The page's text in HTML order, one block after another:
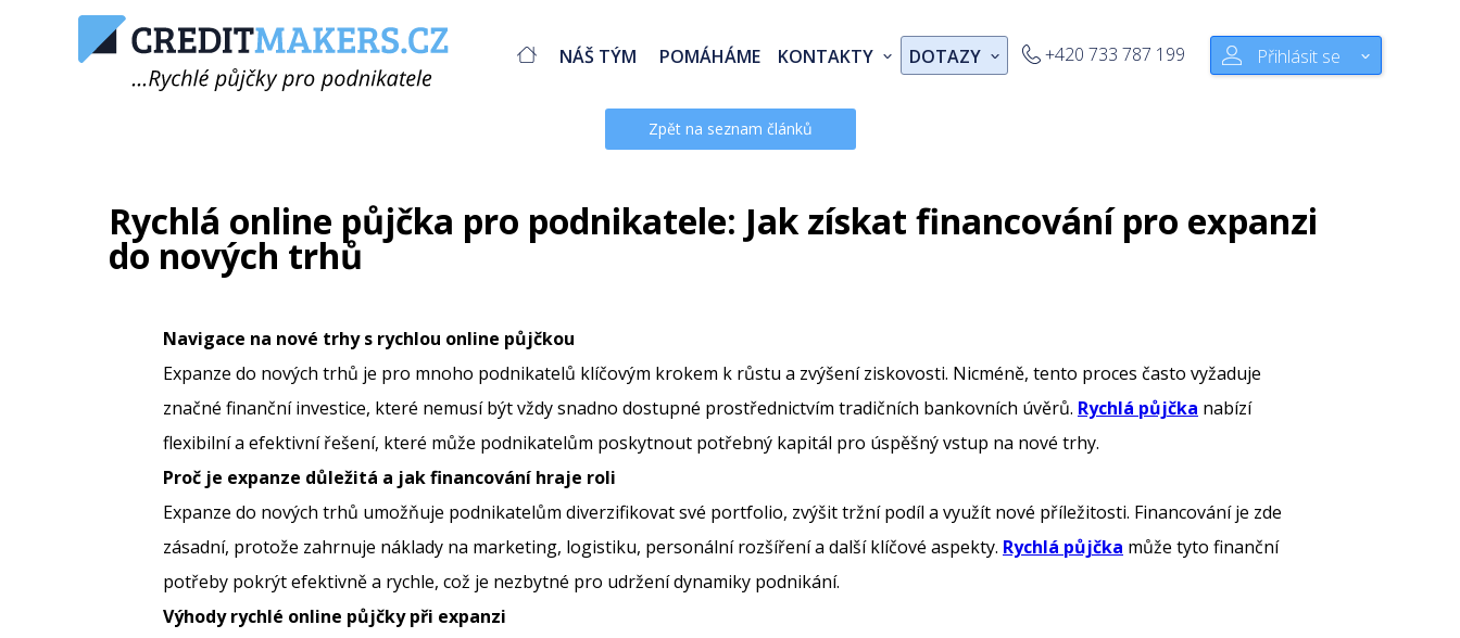
NÁŠ TÝM POMÁHÁME KONTAKTY DOTAZY +420 733 787 199 Přihlásit se
Zpět na seznam článků
Rychlá online půjčka pro podnikatele: Jak získat financování pro expanzi
do nových trhů
Navigace na nové trhy s rychlou online půjčkou
Expanze do nových trhů je pro mnoho podnikatelů klíčovým krokem k růstu a zvýšení ziskovosti. Nicméně, tento proces často vyžaduje
značné finanční investice, které nemusí být vždy snadno dostupné prostřednictvím tradičních bankovních úvěrů. Rychlá půjčka nabízí
flexibilní a efektivní řešení, které může podnikatelům poskytnout potřebný kapitál pro úspěšný vstup na nové trhy.
Proč je expanze důležitá a jak financování hraje roli
Expanze do nových trhů umožňuje podnikatelům diverzifikovat své portfolio, zvýšit tržní podíl a využít nové příležitosti. Financování je zde
zásadní, protože zahrnuje náklady na marketing, logistiku, personální rozšíření a další klíčové aspekty. Rychlá půjčka může tyto finanční
potřeby pokrýt efektivně a rychle, což je nezbytné pro udržení dynamiky podnikání.
Výhody rychlé online půjčky při expanzi